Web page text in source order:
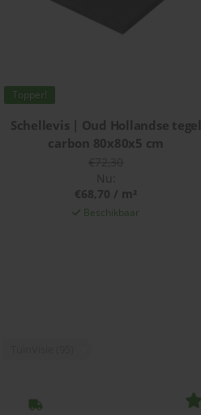
Topper!
Schellevis | Oud Hollandse tegel
carbon 80x80x5 cm
Nu:
€68,70 / m²
Beschikbaar